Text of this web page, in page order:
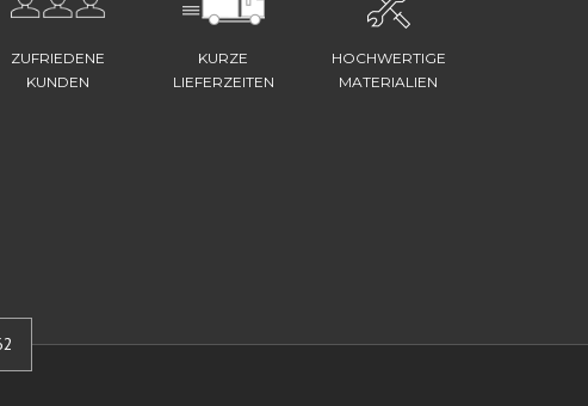
ZUFRIEDENE
KUNDEN
KURZE
LIEFERZEITEN
HOCHWERTIGE
MATERIALIEN